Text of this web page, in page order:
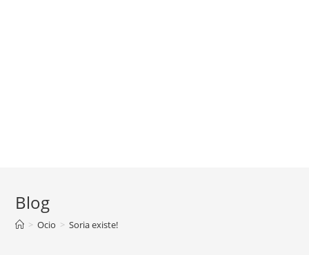
Blog
> Ocio > Soria existe!